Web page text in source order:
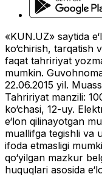
«KUN.UZ» saytida
ko‘chirish, tarqatish
faqat tahririyat
mumkin.
22.06.2015 yil.
Tahririyat manzili:
ko‘chasi, 12-uy.
e‘lon qilinayotgan
muallifga tegishli va
ifoda etmasligi
qo‘yilgan mazkur
huquqlari asosida